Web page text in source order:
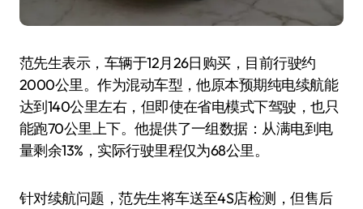
范先生表示，车辆于12月26日购买，目前行驶约
2000公里。作为混动车型，他原本预期纯电续航能
达到140公里左右，但即使在省电模式下驾驶，也只
能跑70公里上下。他提供了一组数据：从满电到电
量剩余13%，实际行驶里程仅为68公里。
针对续航问题，范先生将车送至4S店检测，但售后